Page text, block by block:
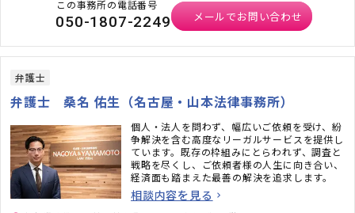
この事務所の電話番号
050-1807-2249 メールでお問い合わせ
弁護士
弁護士 桑名 佑生（名古屋・山本法律事務所）
個人・法人を問わず、幅広いご依頼を受け、紛
争解決を含む高度なリーガルサービスを提供し
ています。既存の枠組みにとらわれず、調査と
戦略を尽くし、ご依頼者様の人生に向き合い、
経済面も踏まえた最善の解決を追求します。
相談内容を見る